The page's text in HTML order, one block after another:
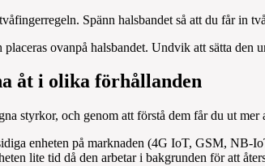
Spänn halsbandet så att du får in
ovanpå halsbandet. Undvik att sätta den
åt i olika förhållanden
styrkor, och genom att förstå dem får du ut mer
enheten på marknaden (4G IoT, GSM, NB-
lite tid då den arbetar i bakgrunden för att